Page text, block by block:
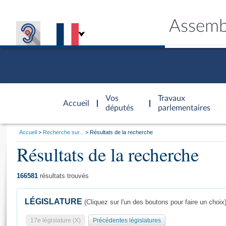
Accueil
d'accueil
Vos
députés
Travaux
parlementaires
Général
Vous
Accueil Recherche sur... Résultats de la recherche
Résultats de la recherche
166581 résultats trouvés
LÉGISLATURE (Cliquez sur l'un des boutons pour faire un choix)
17e législature (X) Précédentes législatures